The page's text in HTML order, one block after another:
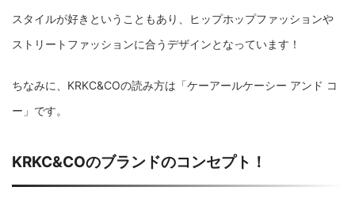
スタイルが好きということもあり、ヒップホップファッションや
ストリートファッションに合うデザインとなっています！
ちなみに、KRKC&COの読み方は「ケーアールケーシー アンド コ
ー」です。
KRKC&COのブランドのコンセプト！